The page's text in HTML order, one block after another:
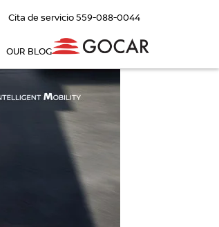
Cita de servicio559-088-0044
OUR BLOG